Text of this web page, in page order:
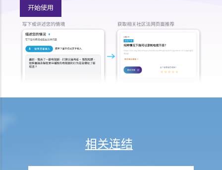
Q1. 一名已被吊销驾驶执照的驾驶者开车冲过警察路障。该名驾驶者可
能干犯了甚么罪行？
2. 与登记号码及车辆牌照有关
a. 登记号码
1. 有车主把其车辆的登记号码「HE 1107」显示为「HE110 7」，含义即
b. 车辆牌照
开始使用
相关连结